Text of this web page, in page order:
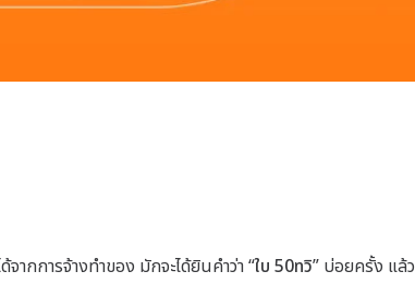
กการจ้างทำของ มักจะได้ยินคำว่า “ใบ 50ทวิ” บ่อยครั้ง แล้ว